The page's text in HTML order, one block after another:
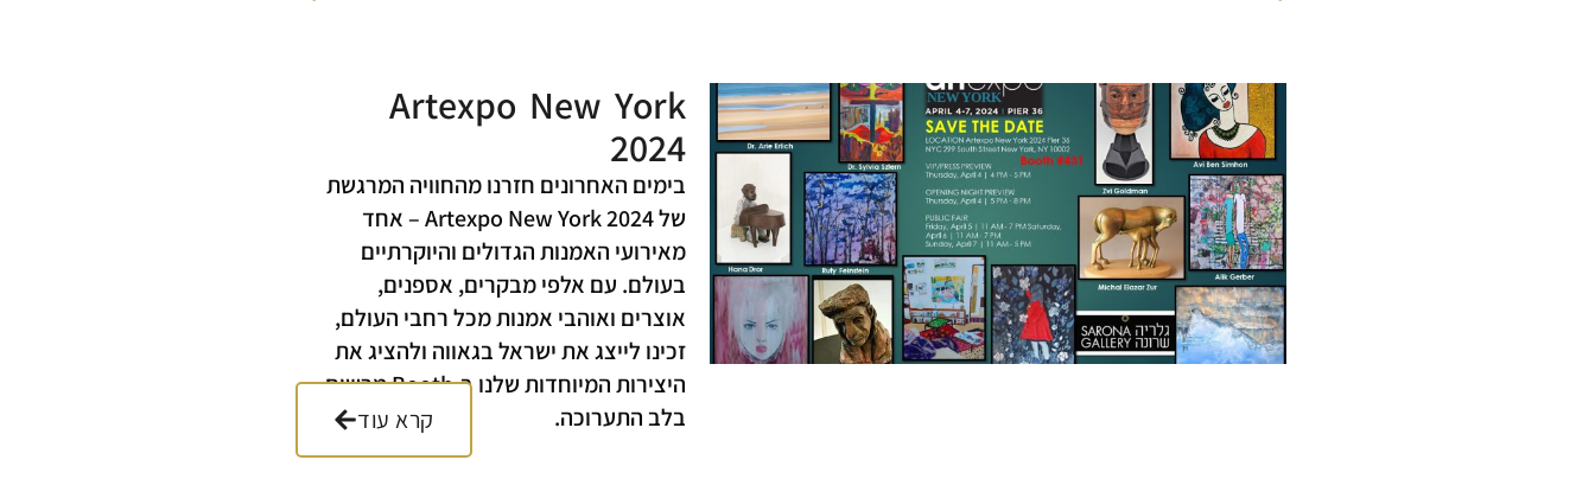
Artexpo New York
2024
בימים האחרונים חזרנו מהחוויה המרגשת
של Artexpo New York 2024 – אחד
מאירועי האמנות הגדולים והיוקרתיים
בעולם. עם אלפי מבקרים, אספנים,
אוצרים ואוהבי אמנות מכל רחבי העולם,
זכינו לייצג את ישראל בגאווה ולהציג את
היצירות המיוחדות שלנו ב-Booth מרשים
בלב התערוכה.
קרא עוד